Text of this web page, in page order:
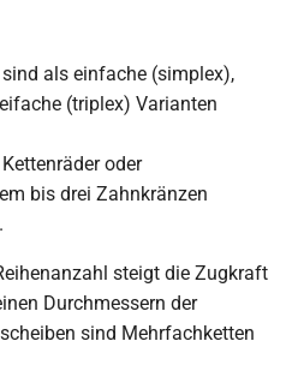
als einfache (simplex),
(triplex) Varianten
oder
bis drei Zahnkränzen
steigt die Zugkraft
Durchmessern der
sind Mehrfachketten